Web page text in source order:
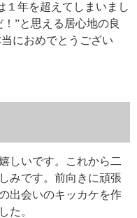
年を超えてしまいまし
”と思える居心地の良
におめでとうござい
しいです。これから二
みです。前向きに頑張
出会いのキッカケを作
た。